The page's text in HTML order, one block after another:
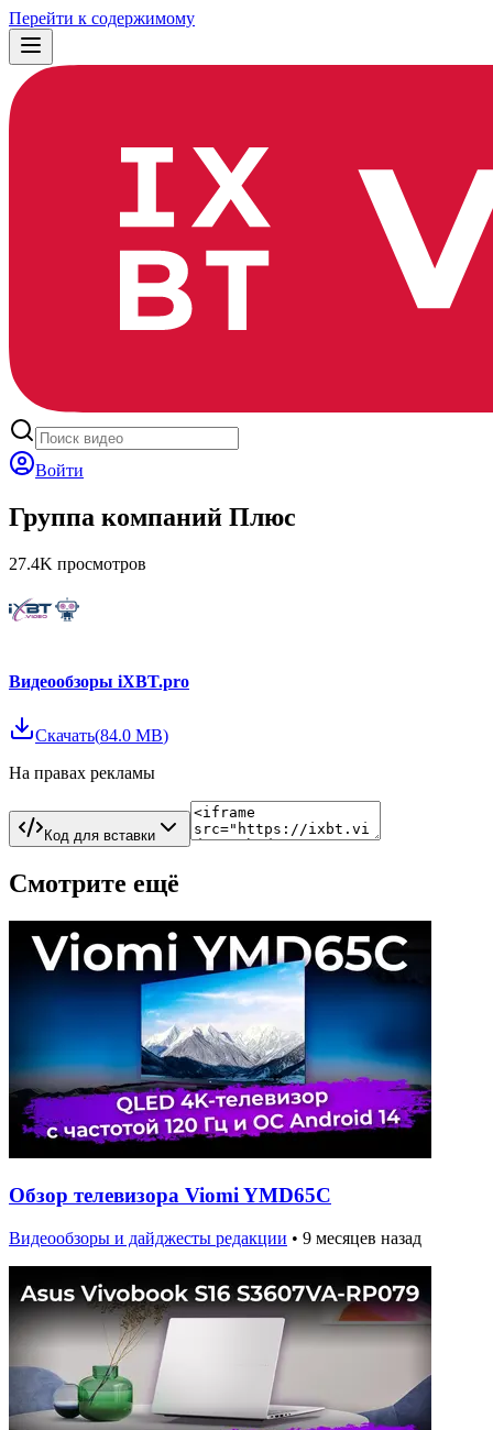
Перейти к содержимому
Войти
Группа компаний Плюс
27.4K просмотров
Видеообзоры iXBT.pro
Скачать(84.0 MB)
На правах рекламы
Код для вставки
Смотрите ещё
Обзор телевизора Viomi YMD65C
Видеообзоры и дайджесты редакции • 9 месяцев назад